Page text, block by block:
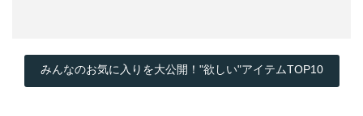
みんなのお気に入りを大公開！"欲しい"アイテムTOP10